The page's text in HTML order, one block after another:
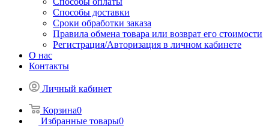
Способы доставки
Сроки обработки заказа
Правила обмена товара или возврат его стоимости
Регистрация/Авторизация в личном кабинете
О нас
Контакты
Личный кабинет
Корзина0
Избранные товары0